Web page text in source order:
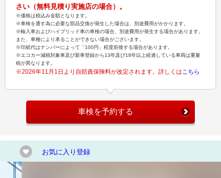
さい（無料見積り実施店の場合）。
※価格は税込み金額となります。
※車検を通す為に必要な部品交換が発生した場合は、別途費用がかかります。
※輸入車およびハイブリッド車の車検の場合、別途費用が発生する場合があります。
また、車種により承ることができない場合がございます。
※印紙代はナンバーによって「100円」程度前後する場合があります。
※エコカー減税対象車及び新車登録から13年及び18年以上経過している車両は重量
税が異なります。
※2026年11月1日より自賠責保険料が改定されます。詳しくはこちら
車検を予約する
お気に入り登録